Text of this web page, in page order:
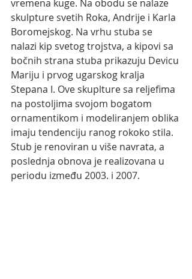
vremena kuge. Na obodu se nalaze
skulpture svetih Roka, Andrije i Karla
Boromejskog. Na vrhu stuba se
nalazi kip svetog trojstva, a kipovi sa
bočnih strana stuba prikazuju Devicu
Mariju i prvog ugarskog kralja
Stepana I. Ove skuplture sa reljefima
na postoljima svojom bogatom
ornamentikom i modeliranjem oblika
imaju tendenciju ranog rokoko stila.
Stub je renoviran u više navrata, a
poslednja obnova je realizovana u
periodu između 2003. i 2007.